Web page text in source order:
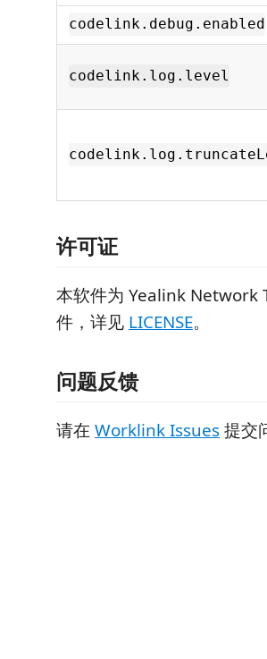
codelink.debug.enabled
codelink.log.level
许可证
本软件为 Yealink Network
件，详见 LICENSE。
问题反馈
请在 Worklink Issues提交